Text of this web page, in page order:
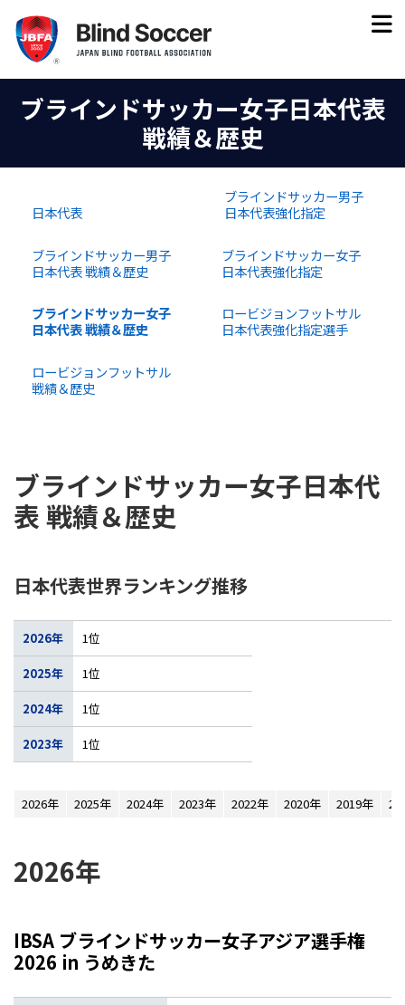
ブラインドサッカー女子日本代表
戦績＆歴史
日本代表
ブラインドサッカー男子
日本代表強化指定
ブラインドサッカー男子
日本代表 戦績＆歴史
ブラインドサッカー女子
日本代表強化指定
ブラインドサッカー女子
日本代表 戦績＆歴史
ロービジョンフットサル
日本代表強化指定選手
ロービジョンフットサル
戦績＆歴史
ブラインドサッカー女子日本代
表 戦績＆歴史
日本代表世界ランキング推移
2026年 1位
2025年 1位
2024年 1位
2023年 1位
2026年 2025年 2024年 2023年 2022年 2020年 2019年
2026年
IBSA ブラインドサッカー女子アジア選手権
2026 in うめきた